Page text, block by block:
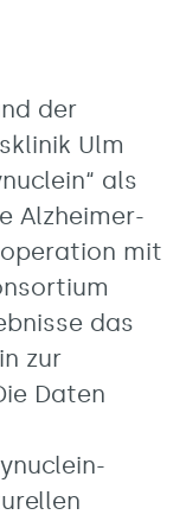
der
Ulm
als
Alzheimer-
mit
das
zur
Daten